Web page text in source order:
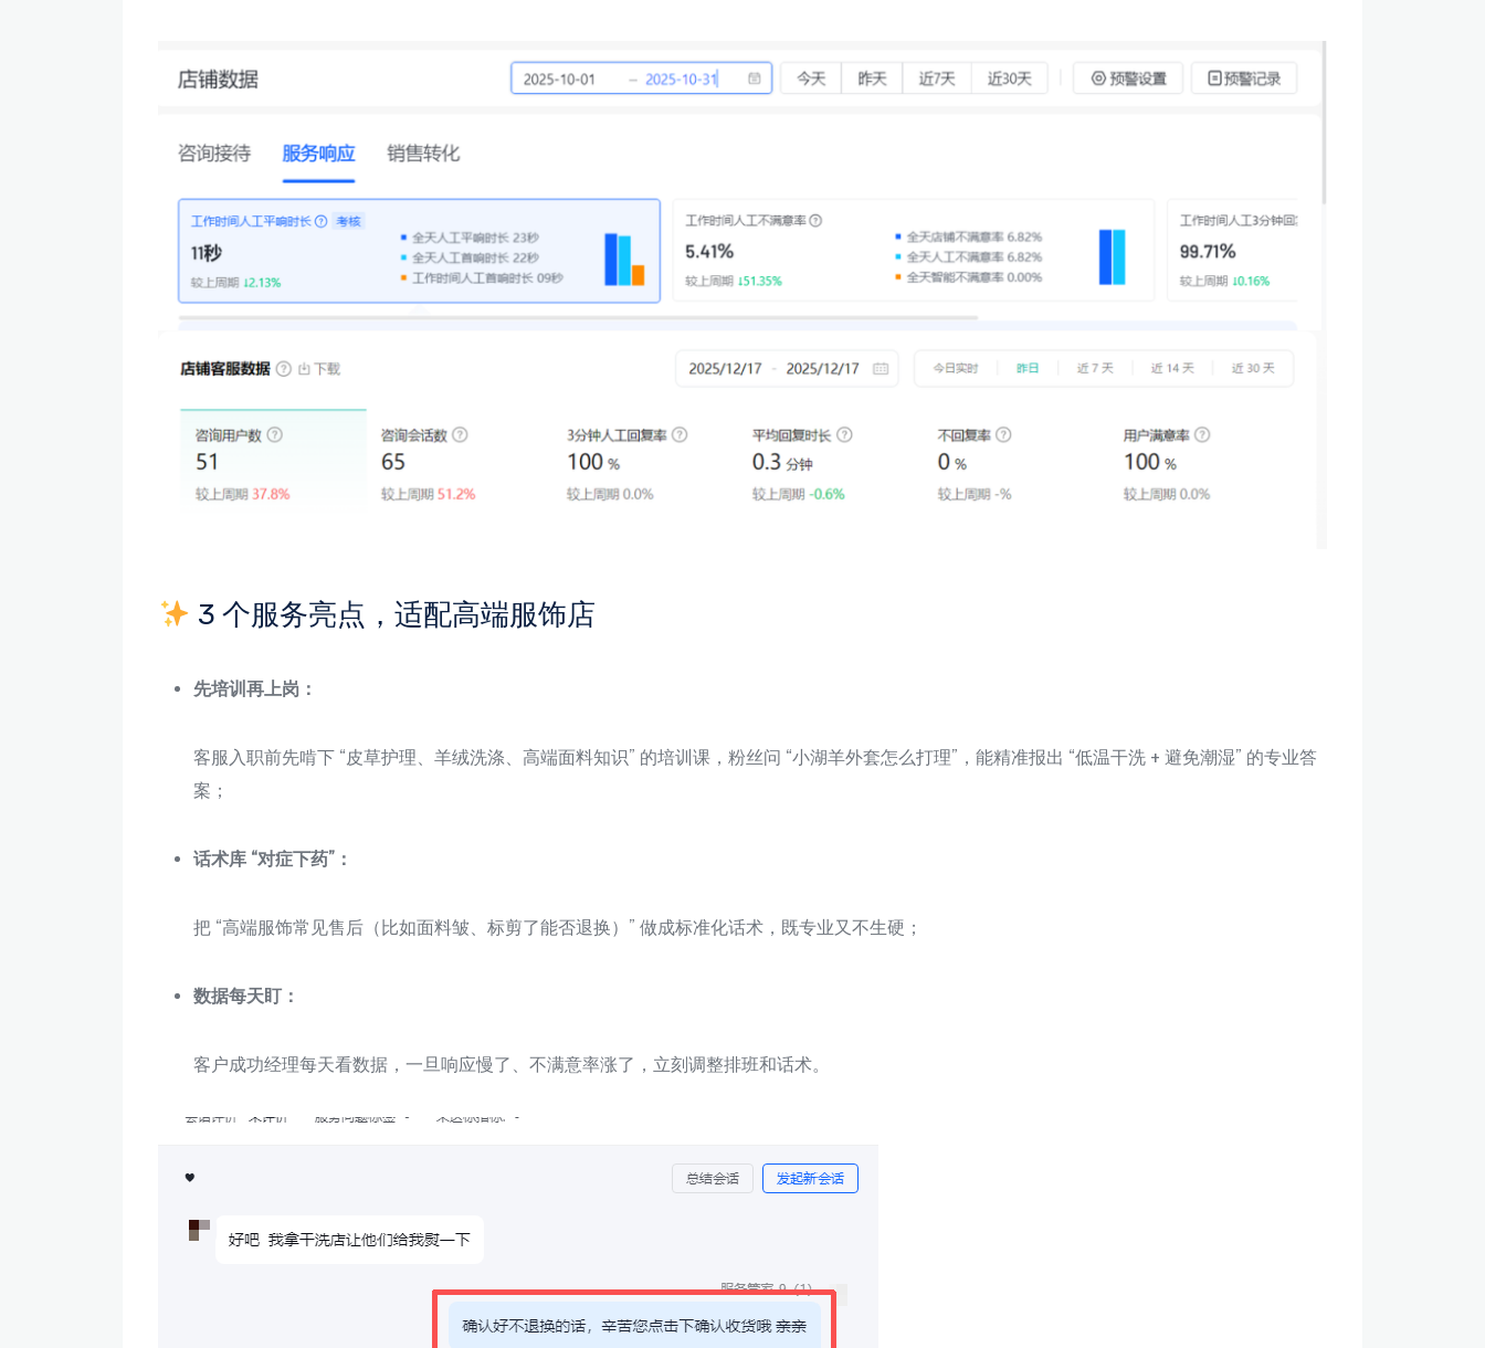
3 个服务亮点，适配高端服饰店
先培训再上岗：
客服入职前先啃下 “皮草护理、羊绒洗涤、高端面料知识” 的培训课，粉丝问 “小湖羊外套怎么打理”，能精准报出 “低温干洗 + 避免潮湿” 的专业答
案；
话术库 “对症下药”：
把 “高端服饰常见售后（比如面料皱、标剪了能否退换）” 做成标准化话术，既专业又不生硬；
数据每天盯：
客户成功经理每天看数据，一旦响应慢了、不满意率涨了，立刻调整排班和话术。